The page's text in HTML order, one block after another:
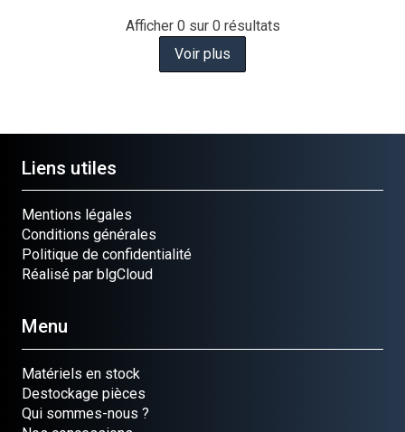
Afficher 0 sur 0 résultats
Voir plus
Liens utiles
Mentions légales
Conditions générales
Politique de confidentialité
Réalisé par blgCloud
Menu
Matériels en stock
Destockage pièces
Qui sommes-nous ?